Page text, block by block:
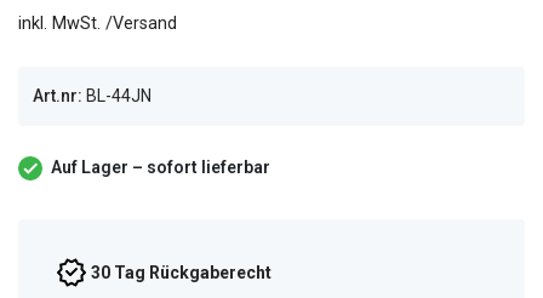
inkl. MwSt. /Versand
Art.nr: BL-44JN
Auf Lager – sofort lieferbar
30 Tag Rückgaberecht